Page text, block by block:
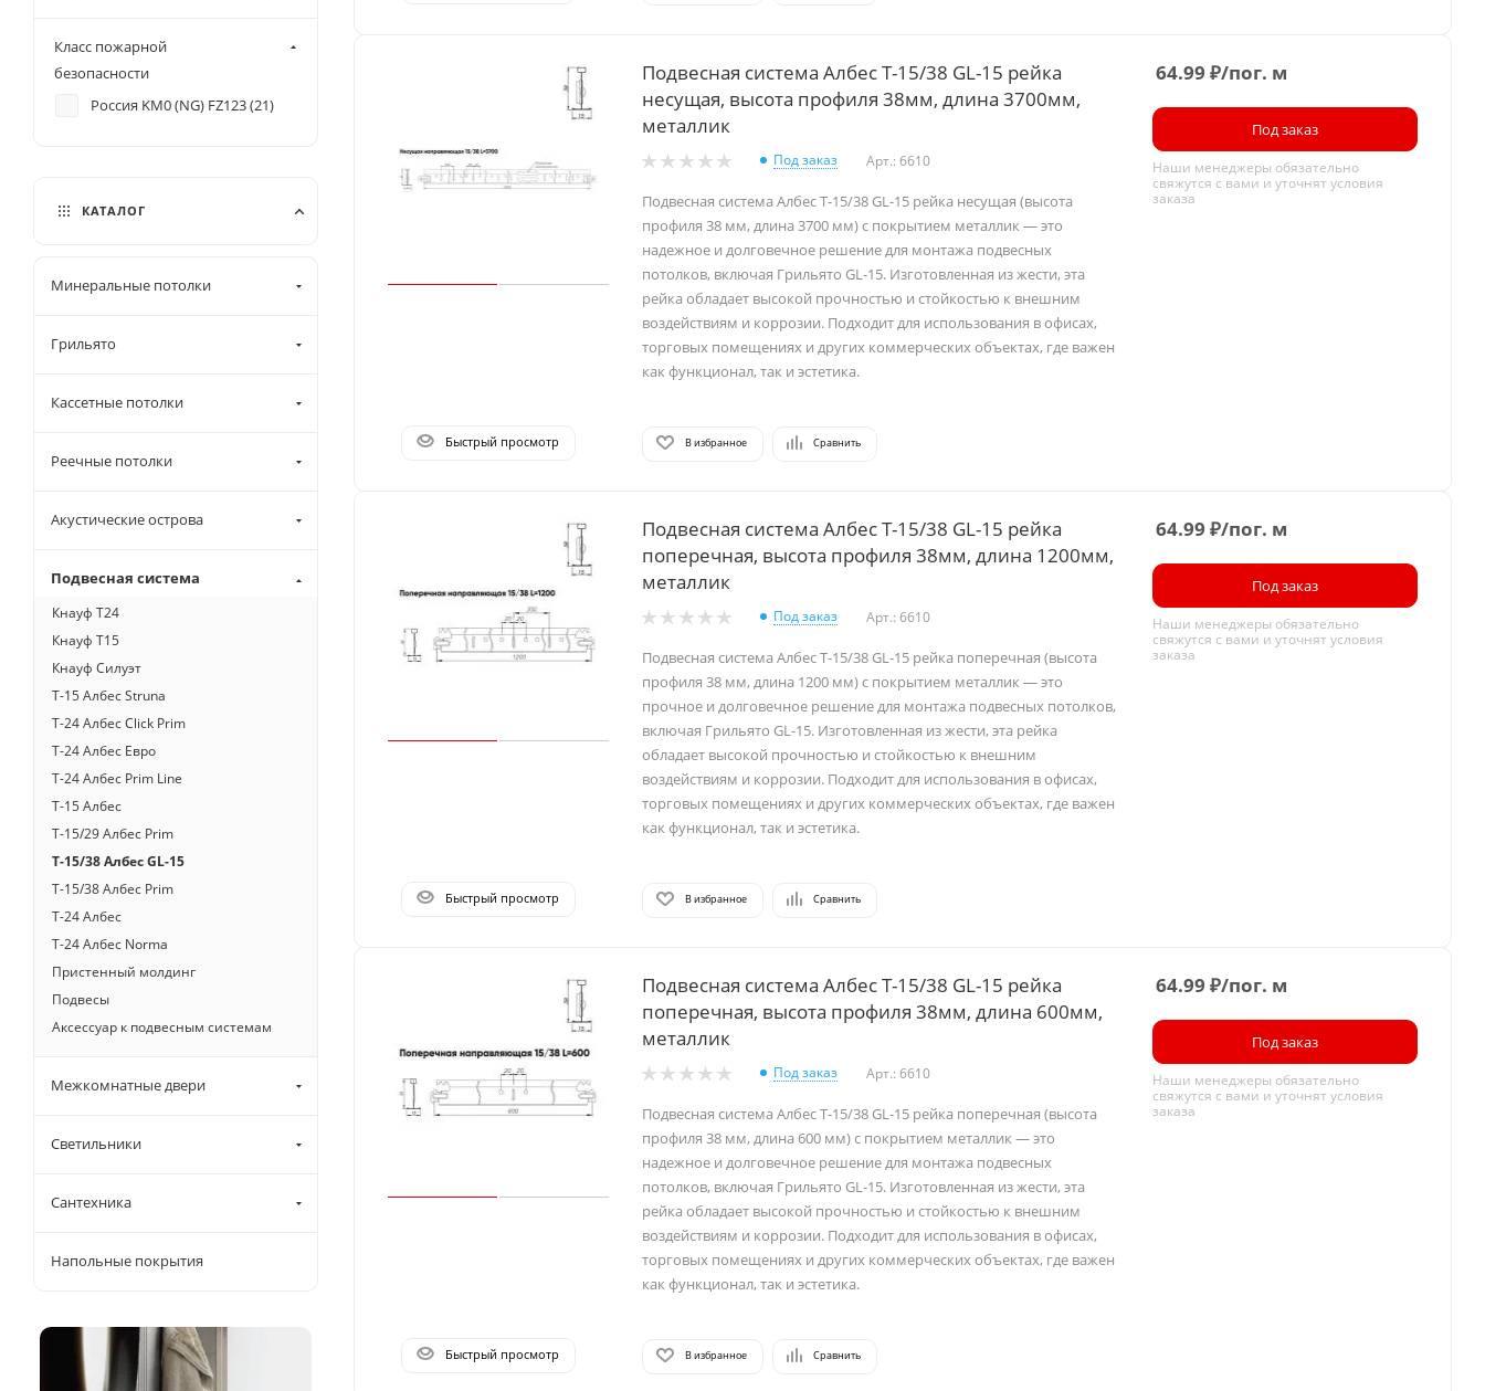
Быстрый просмотр
Подвесная система Албес Т-15/38 GL-15 рейка
несущая, высота профиля 38мм, длина 3700мм,
металлик
Под заказ Арт.: 6610
Подвесная система Албес Т-15/38 GL-15 рейка несущая (высота
профиля 38 мм, длина 3700 мм) с покрытием металлик — это
надежное и долговечное решение для монтажа подвесных
потолков, включая Грильято GL-15. Изготовленная из жести, эта
рейка обладает высокой прочностью и стойкостью к внешним
воздействиям и коррозии. Подходит для использования в офисах,
торговых помещениях и других коммерческих объектах, где важен
как функционал, так и эстетика.
В избранное Сравнить
64.99 ₽/пог. м
Под заказ
Наши менеджеры обязательно
свяжутся с вами и уточнят условия
заказа
Быстрый просмотр
Подвесная система Албес Т-15/38 GL-15 рейка
поперечная, высота профиля 38мм, длина 1200мм,
металлик
Под заказ Арт.: 6610
Подвесная система Албес Т-15/38 GL-15 рейка поперечная (высота
профиля 38 мм, длина 1200 мм) с покрытием металлик — это
прочное и долговечное решение для монтажа подвесных потолков,
включая Грильято GL-15. Изготовленная из жести, эта рейка
обладает высокой прочностью и стойкостью к внешним
воздействиям и коррозии. Подходит для использования в офисах,
торговых помещениях и других коммерческих объектах, где важен
как функционал, так и эстетика.
В избранное Сравнить
64.99 ₽/пог. м
Под заказ
Наши менеджеры обязательно
свяжутся с вами и уточнят условия
заказа
Быстрый просмотр
Подвесная система Албес Т-15/38 GL-15 рейка
поперечная, высота профиля 38мм, длина 600мм,
металлик
Под заказ Арт.: 6610
Подвесная система Албес Т-15/38 GL-15 рейка поперечная (высота
профиля 38 мм, длина 600 мм) с покрытием металлик — это
надежное и долговечное решение для монтажа подвесных
потолков, включая Грильято GL-15. Изготовленная из жести, эта
рейка обладает высокой прочностью и стойкостью к внешним
воздействиям и коррозии. Подходит для использования в офисах,
торговых помещениях и других коммерческих объектах, где важен
как функционал, так и эстетика.
В избранное Сравнить
64.99 ₽/пог. м
Под заказ
Наши менеджеры обязательно
свяжутся с вами и уточнят условия
заказа
Класс пожарной
безопасности
Россия KM0 (NG) FZ123 (21)
КАТАЛОГ
Минеральные потолки
Грильято
Кассетные потолки
Реечные потолки
Акустические острова
Подвесная система
Кнауф Т24
Кнауф Т15
Кнауф Cилуэт
Т-15 Албес Struna
T-24 Албес Click Prim
T-24 Албес Евро
T-24 Албес Prim Line
T-15 Албес
T-15/29 Албес Prim
T-15/38 Албес GL-15
T-15/38 Албес Prim
T-24 Албес
T-24 Албес Norma
Пристенный молдинг
Подвесы
Аксессуар к подвесным системам
Межкомнатные двери
Светильники
Сантехника
Напольные покрытия